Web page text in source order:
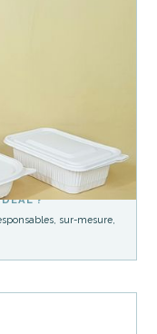
?
sur-mesure,